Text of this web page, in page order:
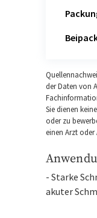
der Daten von
Sie dienen
oder zu
einen Arzt oder
- Starke
akuter